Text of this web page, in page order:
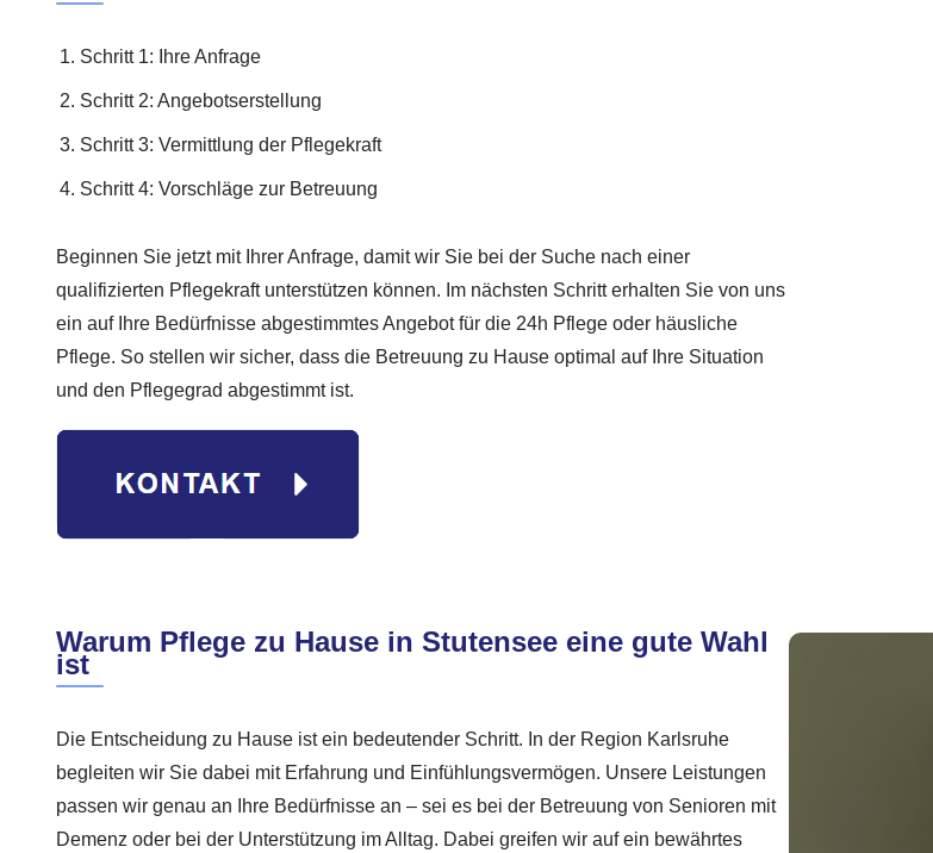
Schritt 1: Ihre Anfrage
Schritt 2: Angebotserstellung
Schritt 3: Vermittlung der Pflegekraft
Schritt 4: Vorschläge zur Betreuung
Beginnen Sie jetzt mit Ihrer Anfrage, damit wir Sie bei der Suche nach einer
qualifizierten Pflegekraft unterstützen können. Im nächsten Schritt erhalten Sie von uns
ein auf Ihre Bedürfnisse abgestimmtes Angebot für die 24h Pflege oder häusliche
Pflege. So stellen wir sicher, dass die Betreuung zu Hause optimal auf Ihre Situation
und den Pflegegrad abgestimmt ist.
Warum Pflege zu Hause in Stutensee eine gute Wahl
ist
Die Entscheidung zu Hause ist ein bedeutender Schritt. In der Region Karlsruhe
begleiten wir Sie dabei mit Erfahrung und Einfühlungsvermögen. Unsere Leistungen
passen wir genau an Ihre Bedürfnisse an – sei es bei der Betreuung von Senioren mit
Demenz oder bei der Unterstützung im Alltag. Dabei greifen wir auf ein bewährtes